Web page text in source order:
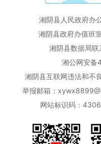
湘阴县人民政府办
湘阴县政府办值班
湘阴县数据局
湘公网安
湘阴县互联网违法和不
举报邮箱：
网站标识码：